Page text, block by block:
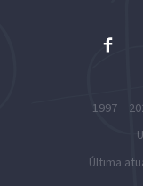
1997 –
Última